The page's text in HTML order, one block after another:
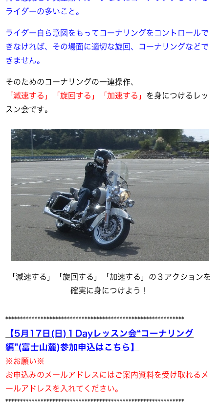
ライダーの多いこと。
ライダー自ら意図をもってコーナリングをコントロールで
きなければ、その場面に適切な旋回、コーナリングなどで
きません。
そのためのコーナリングの一連操作、
「減速する」「旋回する」「加速する」 を身につけるレッ
スン会です。
「減速する」「旋回する」「加速する」の３アクションを
確実に身につけよう！
*************************************************************
【5月17日(日)１Dayレッスン会“コーナリング
編”(富士山麓)参加申込はこちら】
※お願い※
お申込みのメールアドレスにはご案内資料を受け取れるメ
ールアドレスを入れてください。
*************************************************************